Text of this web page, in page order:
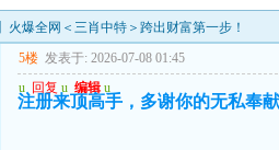
火爆全网＜三肖中特＞跨出财富第一步！
5楼 发表于: 2026-07-08 01:45
u 回复 u 编辑 u
注册来顶高手，多谢你的无私奉